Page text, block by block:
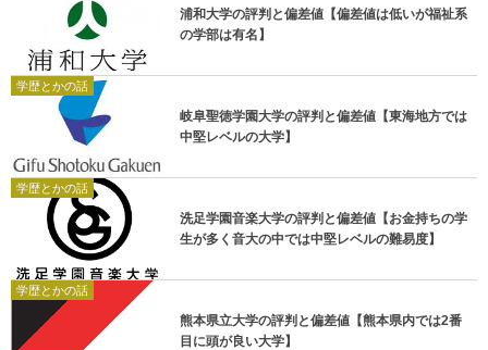
浦和大学の評判と偏差値【偏差値は低いが福祉系
の学部は有名】
学歴とかの話
岐阜聖徳学園大学の評判と偏差値【東海地方では
中堅レベルの大学】
学歴とかの話
洗足学園音楽大学の評判と偏差値【お金持ちの学
生が多く音大の中では中堅レベルの難易度】
学歴とかの話
熊本県立大学の評判と偏差値【熊本県内では2番
目に頭が良い大学】